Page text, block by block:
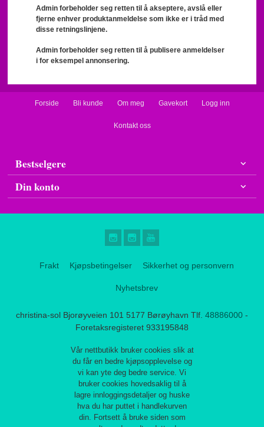
Admin forbeholder seg retten til å akseptere, avslå eller
fjerne enhver produktanmeldelse som ikke er i tråd med
disse retningslinjene.
Admin forbeholder seg retten til å publisere anmeldelser
i for eksempel annonsering.
Forside Bli kunde Om meg Gavekort Logg inn
Kontakt oss
Bestselgere
Din konto
Frakt Kjøpsbetingelser Sikkerhet og personvern
Nyhetsbrev
christina-sol Bjorøyveien 101 5177 Børøyhavn Tlf. 48886000 -
Foretaksregisteret 933195848
Vår nettbutikk bruker cookies slik at
du får en bedre kjøpsopplevelse og
vi kan yte deg bedre service. Vi
bruker cookies hovedsaklig til å
lagre innloggingsdetaljer og huske
hva du har puttet i handlekurven
din. Fortsett å bruke siden som